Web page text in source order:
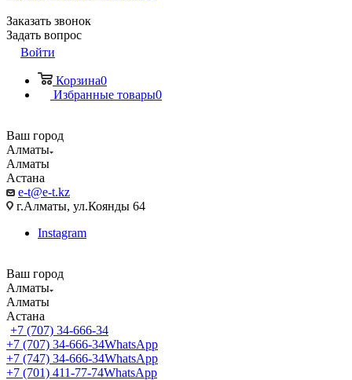
Заказать звонок
Задать вопрос
Войти
Корзина0
Избранные товары0
Ваш город
Алматы
Алматы
Астана
e-t@e-t.kz
г.Алматы, ул.Коянды 64
Instagram
Ваш город
Алматы
Алматы
Астана
+7 (707) 34-666-34
+7 (707) 34-666-34WhatsApp
+7 (747) 34-666-34WhatsApp
+7 (701) 411-77-74WhatsApp